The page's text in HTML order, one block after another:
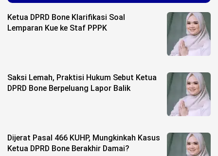
Ketua DPRD Bone Klarifikasi Soal
Lemparan Kue ke Staf PPPK
Saksi Lemah, Praktisi Hukum Sebut Ketua
DPRD Bone Berpeluang Lapor Balik
Dijerat Pasal 466 KUHP, Mungkinkah Kasus
Ketua DPRD Bone Berakhir Damai?